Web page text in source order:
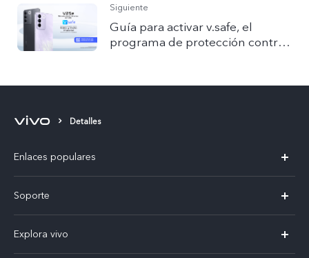
Siguiente
Guía para activar v.safe, el
programa de protección contra
Detalles
Enlaces populares
V60 Lite 5G
Y29
Soporte
Funtouch OS
Explora vivo